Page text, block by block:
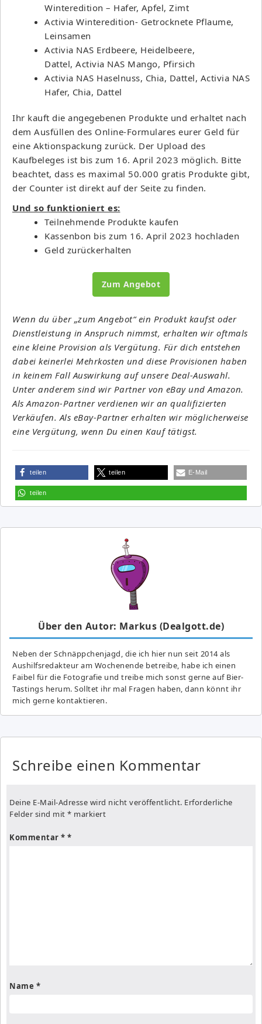
Winteredition – Hafer, Apfel, Zimt
Activia Winteredition- Getrocknete Pflaume,
Leinsamen
Activia NAS Erdbeere, Heidelbeere,
Dattel, Activia NAS Mango, Pfirsich
Activia NAS Haselnuss, Chia, Dattel, Activia NAS
Hafer, Chia, Dattel
Ihr kauft die angegebenen Produkte und erhaltet nach
dem Ausfüllen des Online-Formulares eurer Geld für
eine Aktionspackung zurück. Der Upload des
Kaufbeleges ist bis zum 16. April 2023 möglich. Bitte
beachtet, dass es maximal 50.000 gratis Produkte gibt,
der Counter ist direkt auf der Seite zu finden.
Und so funktioniert es:
Teilnehmende Produkte kaufen
Kassenbon bis zum 16. April 2023 hochladen
Geld zurückerhalten
Zum Angebot
Wenn du über „zum Angebot“ ein Produkt kaufst oder
Dienstleistung in Anspruch nimmst, erhalten wir oftmals
eine kleine Provision als Vergütung. Für dich entstehen
dabei keinerlei Mehrkosten und diese Provisionen haben
in keinem Fall Auswirkung auf unsere Deal-Auswahl.
Unter anderem sind wir Partner von eBay und Amazon.
Als Amazon-Partner verdienen wir an qualifizierten
Verkäufen. Als eBay-Partner erhalten wir möglicherweise
eine Vergütung, wenn Du einen Kauf tätigst.
teilen teilen E-Mail
teilen
Über den Autor: Markus (Dealgott.de)
Neben der Schnäppchenjagd, die ich hier nun seit 2014 als
Aushilfsredakteur am Wochenende betreibe, habe ich einen
Faibel für die Fotografie und treibe mich sonst gerne auf Bier-
Tastings herum. Solltet ihr mal Fragen haben, dann könnt ihr
mich gerne kontaktieren.
Schreibe einen Kommentar
Deine E-Mail-Adresse wird nicht veröffentlicht. Erforderliche
Felder sind mit * markiert
Kommentar *
Name *